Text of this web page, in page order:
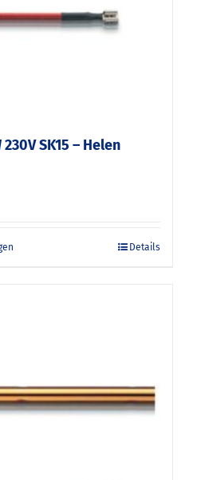
SK15 – Helen
Details